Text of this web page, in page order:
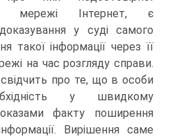
мережі Інтернет, є
у суді самого
такої інформації через її
на час розгляду справи.
про те, що в особи
у швидкому
факту поширення
Вирішення саме